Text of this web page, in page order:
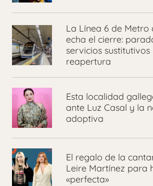
La Línea 6 de Metro
echa el cierre:
servicios
reapertura
Esta localidad
ante Luz Casal y la
adoptiva
El regalo de la
Leire Martínez para
«perfecta»